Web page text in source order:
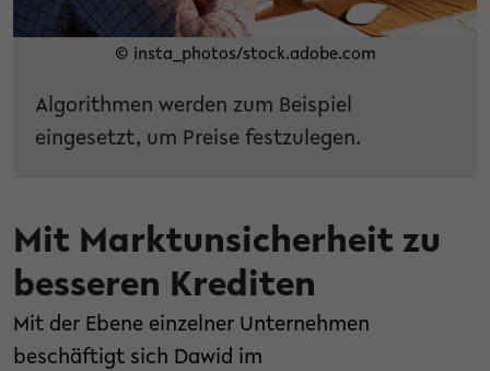
© insta_photos/stock.adobe.com
Algorithmen werden zum Beispiel
eingesetzt, um Preise festzulegen.
Mit Marktunsicherheit zu
besseren Krediten
Mit der Ebene einzelner Unternehmen
beschäftigt sich Dawid im